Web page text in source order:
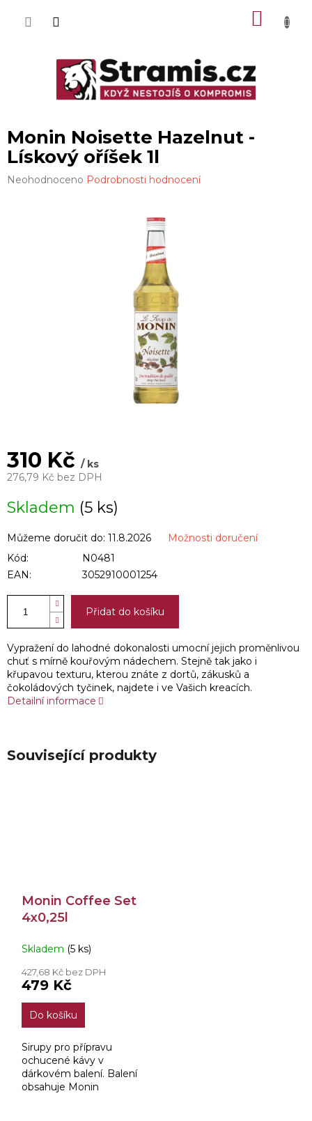
Monin Noisette Hazelnut -
Lískový oříšek 1l
Průměrné
Neohodnoceno Podrobnosti hodnocení
310 Kč/ ks
276,79 Kč bez DPH
cena:
Skladem (5 ks)
Můžeme doručit do: 11.8.2026
Možnosti doručení
Kód:
N0481
EAN:
3052910001254
Přidat do košíku
Vypražení do lahodné dokonalosti umocní jejich proměnlivou
chuť s mírně kouřovým nádechem. Stejně tak jako i
křupavou texturu, kterou znáte z dortů, zákusků a
čokoládových tyčinek, najdete i ve Vašich kreacích.
Detailní informace
Související produkty
Monin Coffee Set
4x0,25l
Skladem (5 ks)
427,68 Kč bez DPH
479 Kč
Do košíku
Sirupy pro přípravu
ochucené kávy v
dárkovém balení. Balení
obsahuje Monin